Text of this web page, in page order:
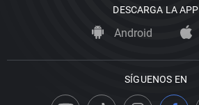
DESCARGA LA APP
Android
SÍGUENOS EN